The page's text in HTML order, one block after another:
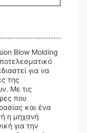
Blow Molding
για να
της
Με τις
που
και ένα
η μηχανή
για την